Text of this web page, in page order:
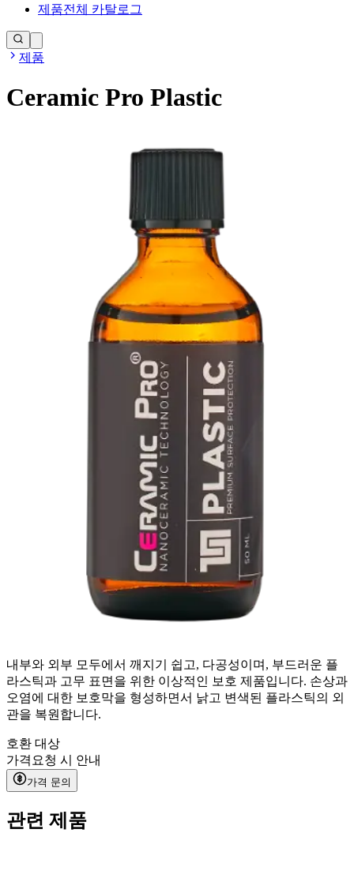
제품전체 카탈로그
제품
Ceramic Pro Plastic
내부와 외부 모두에서 깨지기 쉽고, 다공성이며, 부드러운 플
라스틱과 고무 표면을 위한 이상적인 보호 제품입니다. 손상과
오염에 대한 보호막을 형성하면서 낡고 변색된 플라스틱의 외
관을 복원합니다.
호환 대상
가격 요청 시 안내
가격 문의
관련 제품